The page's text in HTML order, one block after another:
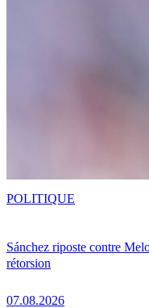
Sánchez riposte contre
rétorsion
07.08.2026
POLITIQUE